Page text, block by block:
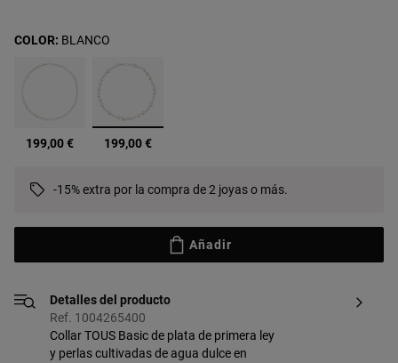
199,00 € seleccionado
199,00 €
COLOR: BLANCO
-15% extra por la compra de 2 joyas o más.
Añadir
Detalles del producto
Ref. 1004265400
Collar TOUS Basic de plata de primera ley
y perlas cultivadas de agua dulce en